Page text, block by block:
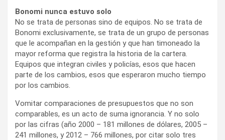
Bonomi nunca estuvo solo
No se trata de personas sino de equipos. No se trata de
Bonomi exclusivamente, se trata de un grupo de personas
que le acompañan en la gestión y que han timoneado la
mayor reforma que registra la historia de la cartera.
Equipos que integran civiles y policías, esos que hacen
parte de los cambios, esos que esperaron mucho tiempo
por los cambios.
Vomitar comparaciones de presupuestos que no son
comparables, es un acto de suma ignorancia. Y no solo
por las cifras (año 2000 – 181 millones de dólares, 2005 –
241 millones, y 2012 – 766 millones, por citar solo tres